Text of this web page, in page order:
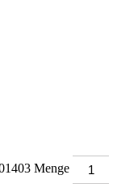
Menge